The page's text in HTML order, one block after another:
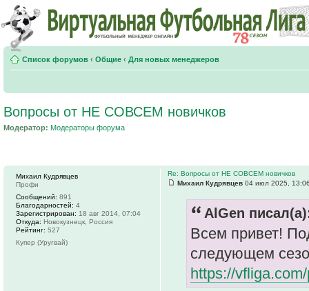
Список форумов ‹ Общие ‹ Для новых менеджеров
Вопросы от НЕ СОВСЕМ новичков
Модератор: Модераторы форума
Re: Вопросы от НЕ СОВСЕМ новичков
Михаил Кудрявцев 04 июл 2025,
AlGen
Всем привет!
следующем
https://
Михаил Кудрявцев
Профи
Сообщений: 891
Благодарностей: 4
Зарегистрирован: 18 авг 2014, 07:04
Откуда: Новокузнецк, Россия
Рейтинг: 527
Купер (Уругвай)